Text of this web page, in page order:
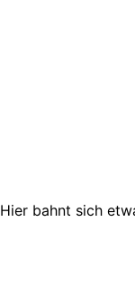
Hier bahnt sich